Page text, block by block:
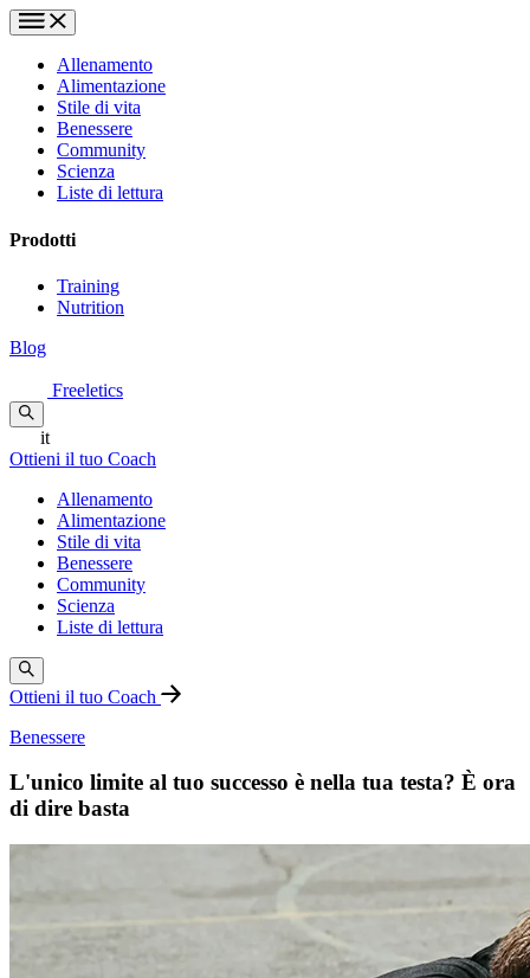
Allenamento
Alimentazione
Stile di vita
Benessere
Community
Scienza
Liste di lettura
Prodotti
Training
Nutrition
Blog
Freeletics
it
Ottieni il tuo Coach
Allenamento
Alimentazione
Stile di vita
Benessere
Community
Scienza
Liste di lettura
Ottieni il tuo Coach
Benessere
L'unico limite al tuo successo è nella tua testa? È ora
di dire basta